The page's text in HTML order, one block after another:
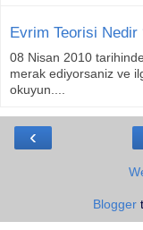
Evrim Teorisi Nedir
08 Nisan 2010
merak ediyorsaniz ve
okuyun....
‹
Blogger